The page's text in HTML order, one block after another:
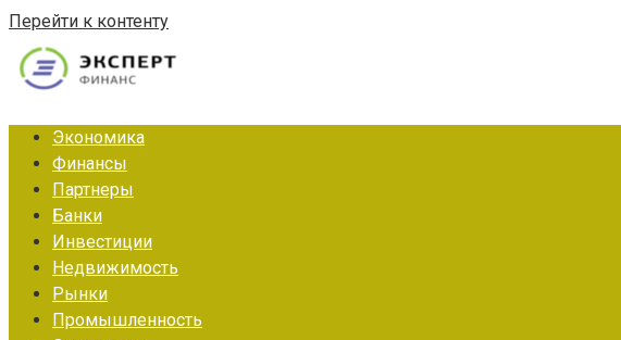
Перейти к контенту
Экономика
Финансы
Партнеры
Банки
Инвестиции
Недвижимость
Рынки
Промышленность